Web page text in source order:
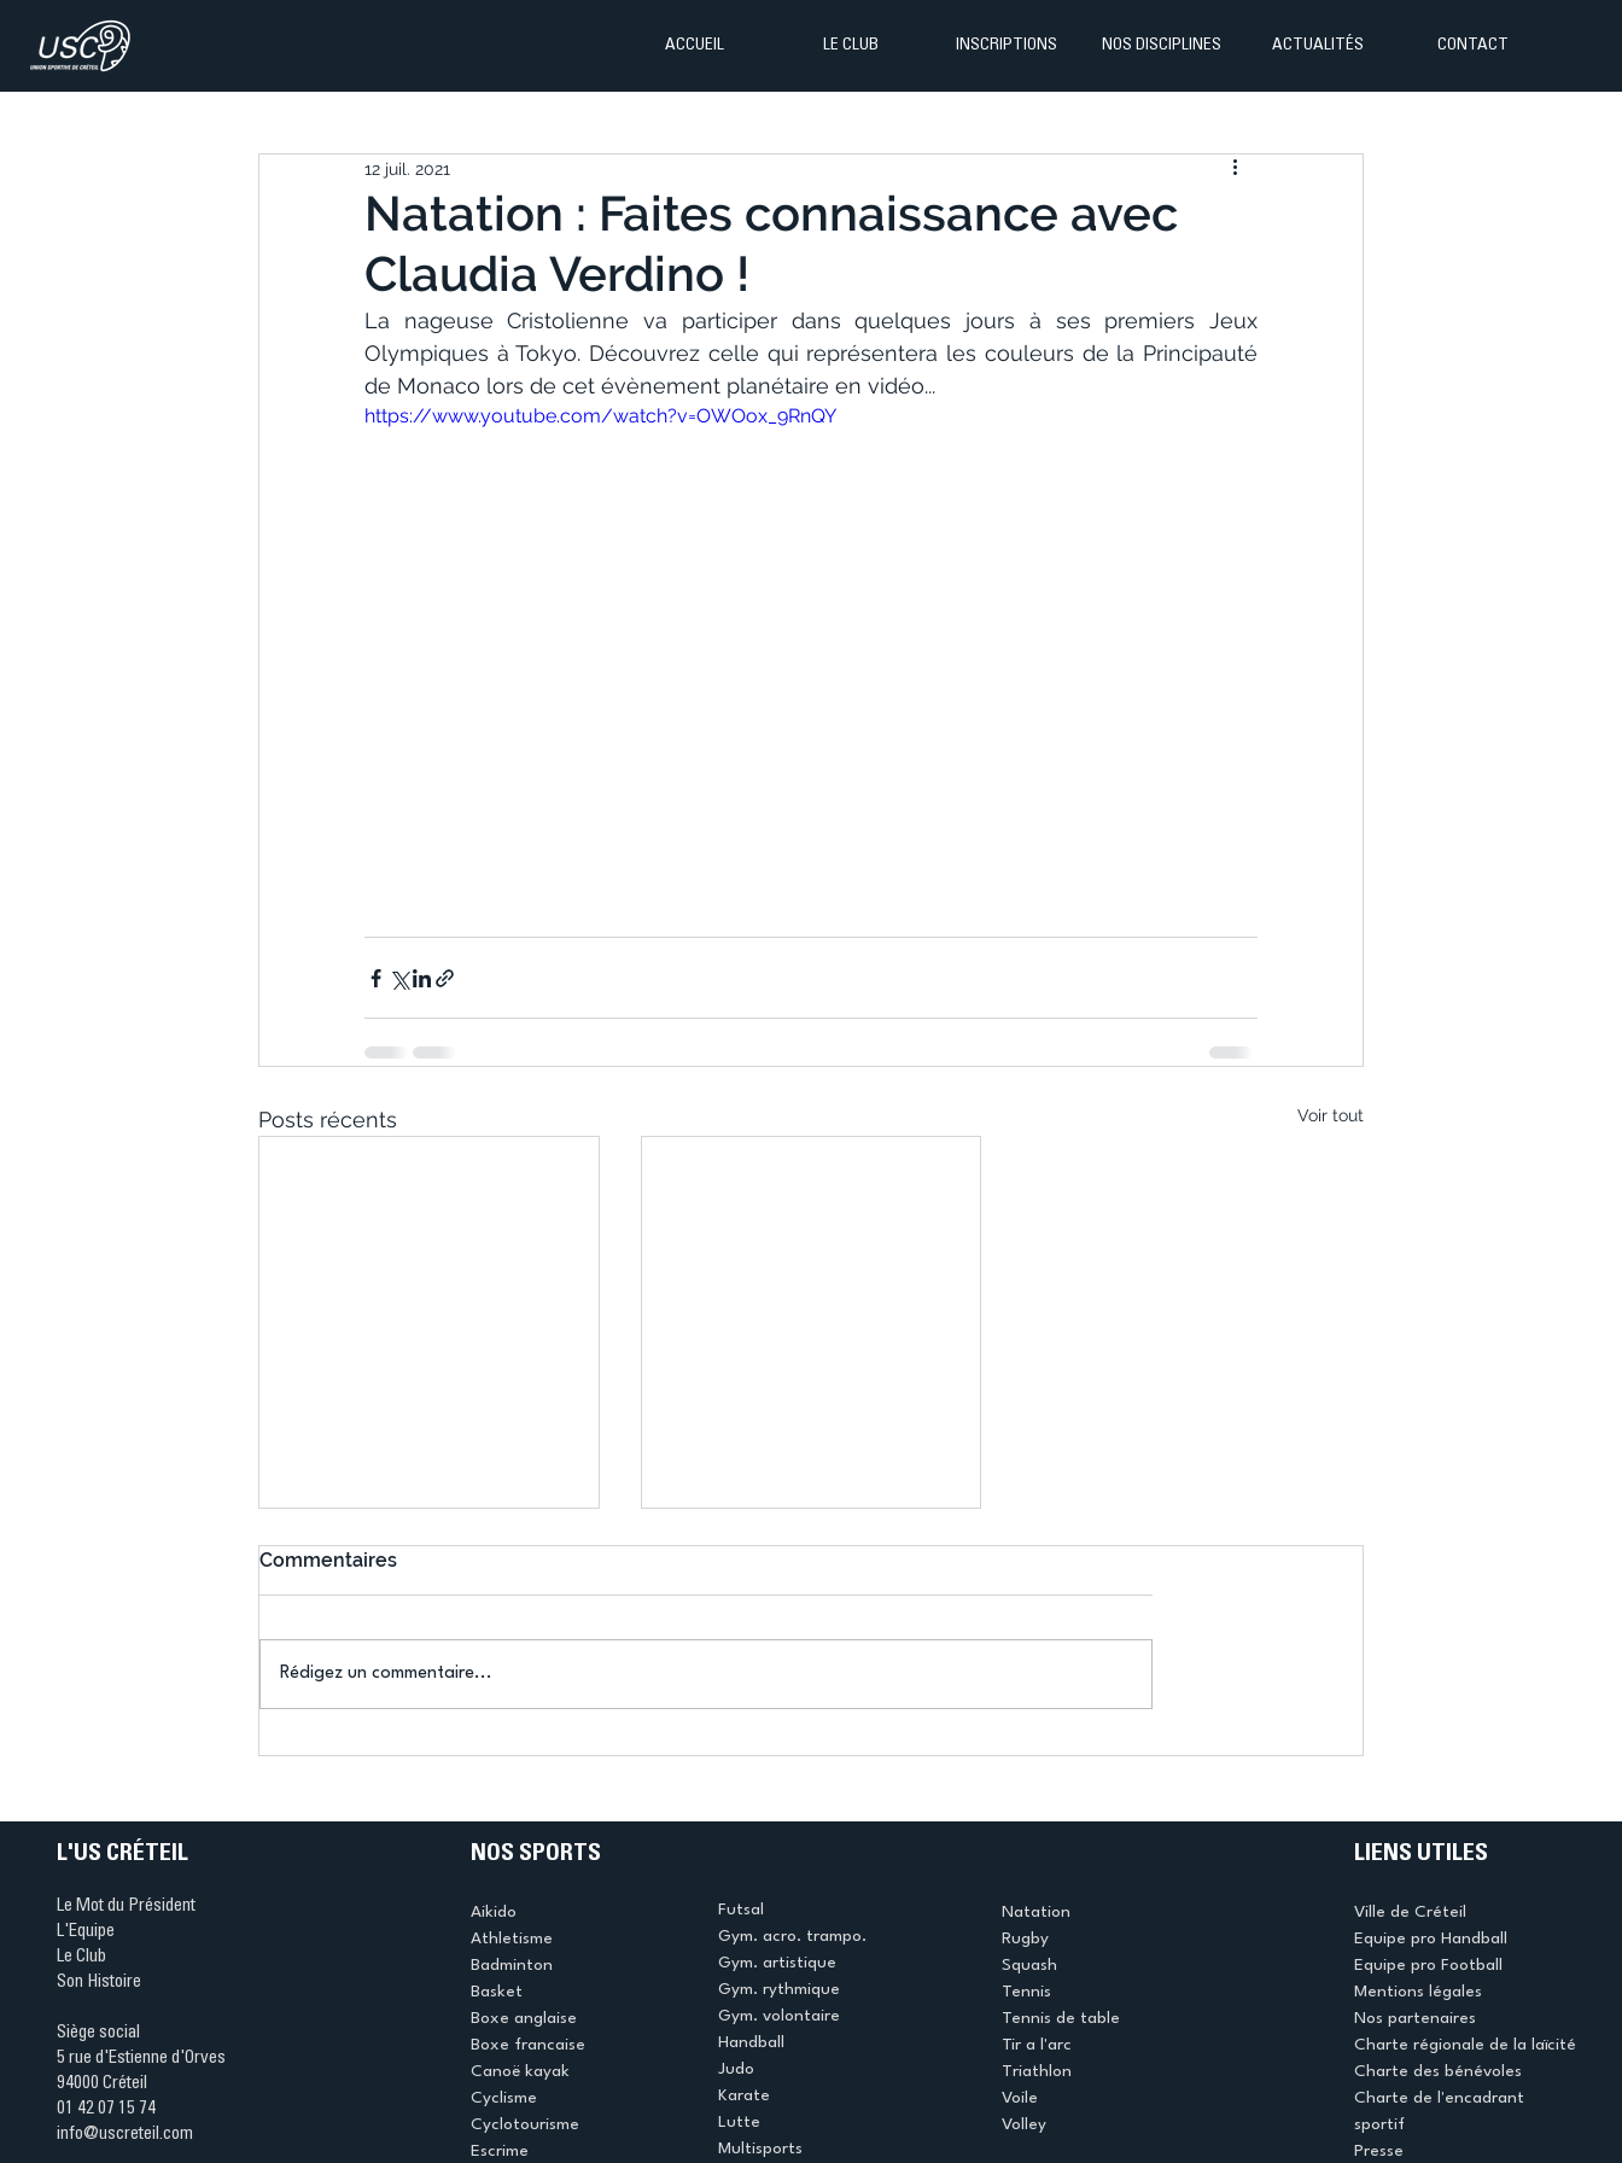
ACCUEIL LE CLUB INSCRIPTIONS NOS DISCIPLINES ACTUALITÉS CONTACT
Natation : Faites connaissance avec
Claudia Verdino !
12 juil. 2021
La nageuse Cristolienne va participer dans quelques jours à ses premiers Jeux
Olympiques à Tokyo. Découvrez celle qui représentera les couleurs de la Principauté
de Monaco lors de cet évènement planétaire en vidéo...
https://www.youtube.com/watch?v=OWOox_9RnQY
Posts récents Voir tout
Commentaires
Rédigez un commentaire...
L'US CRÉTEIL
Le Mot du Président
L'Equipe
Le Club
Son Histoire
Siège social
5 rue d'Estienne d'Orves
94000 Créteil
01 42 07 15 74
info@uscreteil.com
NOS SPORTS
Aikido
Athletisme
Badminton
Basket
Boxe anglaise
Boxe francaise
Canoë kayak
Cyclisme
Cyclotourisme
Escrime
Futsal
Gym. acro. trampo.
Gym. artistique
Gym. rythmique
Gym. volontaire
Handball
Judo
Karate
Lutte
Multisports
Natation
Rugby
Squash
Tennis
Tennis de table
Tir a l'arc
Triathlon
Voile
Volley
LIENS UTILES
Ville de Créteil
Equipe pro Handball
Equipe pro Football
Mentions légales
Nos partenaires
Charte régionale de la laïcité
Charte des bénévoles
Charte de l'encadrant
sportif
Presse